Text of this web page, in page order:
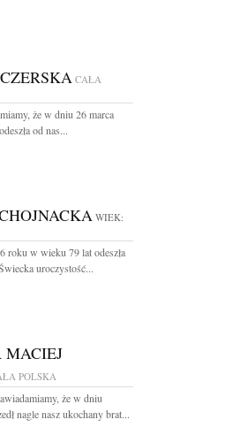
CAŁA
że w dniu 26 marca
od nas...
WIEK:
roku w wieku 79 lat odeszła
uroczystość...
MACIEJ
POLSKA
że w dniu
nagle nasz ukochany brat...